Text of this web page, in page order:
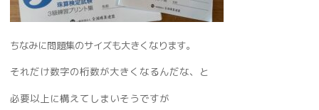
ちなみに問題集のサイズも大きくなります。
それだけ数字の桁数が大きくなるんだな、と
必要以上に構えてしまいそうですが